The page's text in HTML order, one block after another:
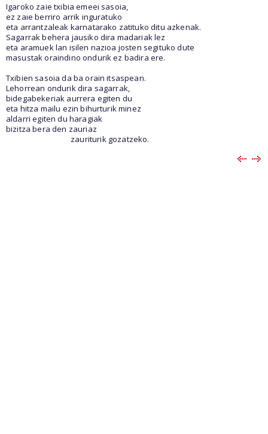
Igaroko zaie txibia emeei sasoia,
ez zaie berriro arrik inguratuko
eta arrantzaleak karnatarako zatituko ditu azkenak.
Sagarrak behera jausiko dira madariak lez
eta aramuek lan isilen nazioa josten segituko dute
masustak oraindino ondurik ez badira ere.
Txibien sasoia da ba orain itsaspean.
Lehorrean ondurik dira sagarrak,
bidegabekeriak aurrera egiten du
eta hitza mailu ezin bihurturik minez
aldarri egiten du haragiak
bizitza bera den zauriaz
zauriturik gozatzeko.